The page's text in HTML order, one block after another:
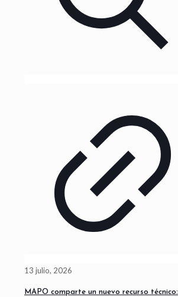
13 julio, 2026
MAPO comparte un nuevo recurso técnico: